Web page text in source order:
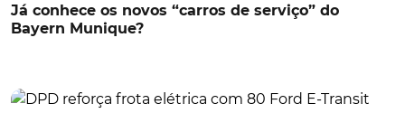
Já conhece os novos “carros de serviço” do
Bayern Munique?